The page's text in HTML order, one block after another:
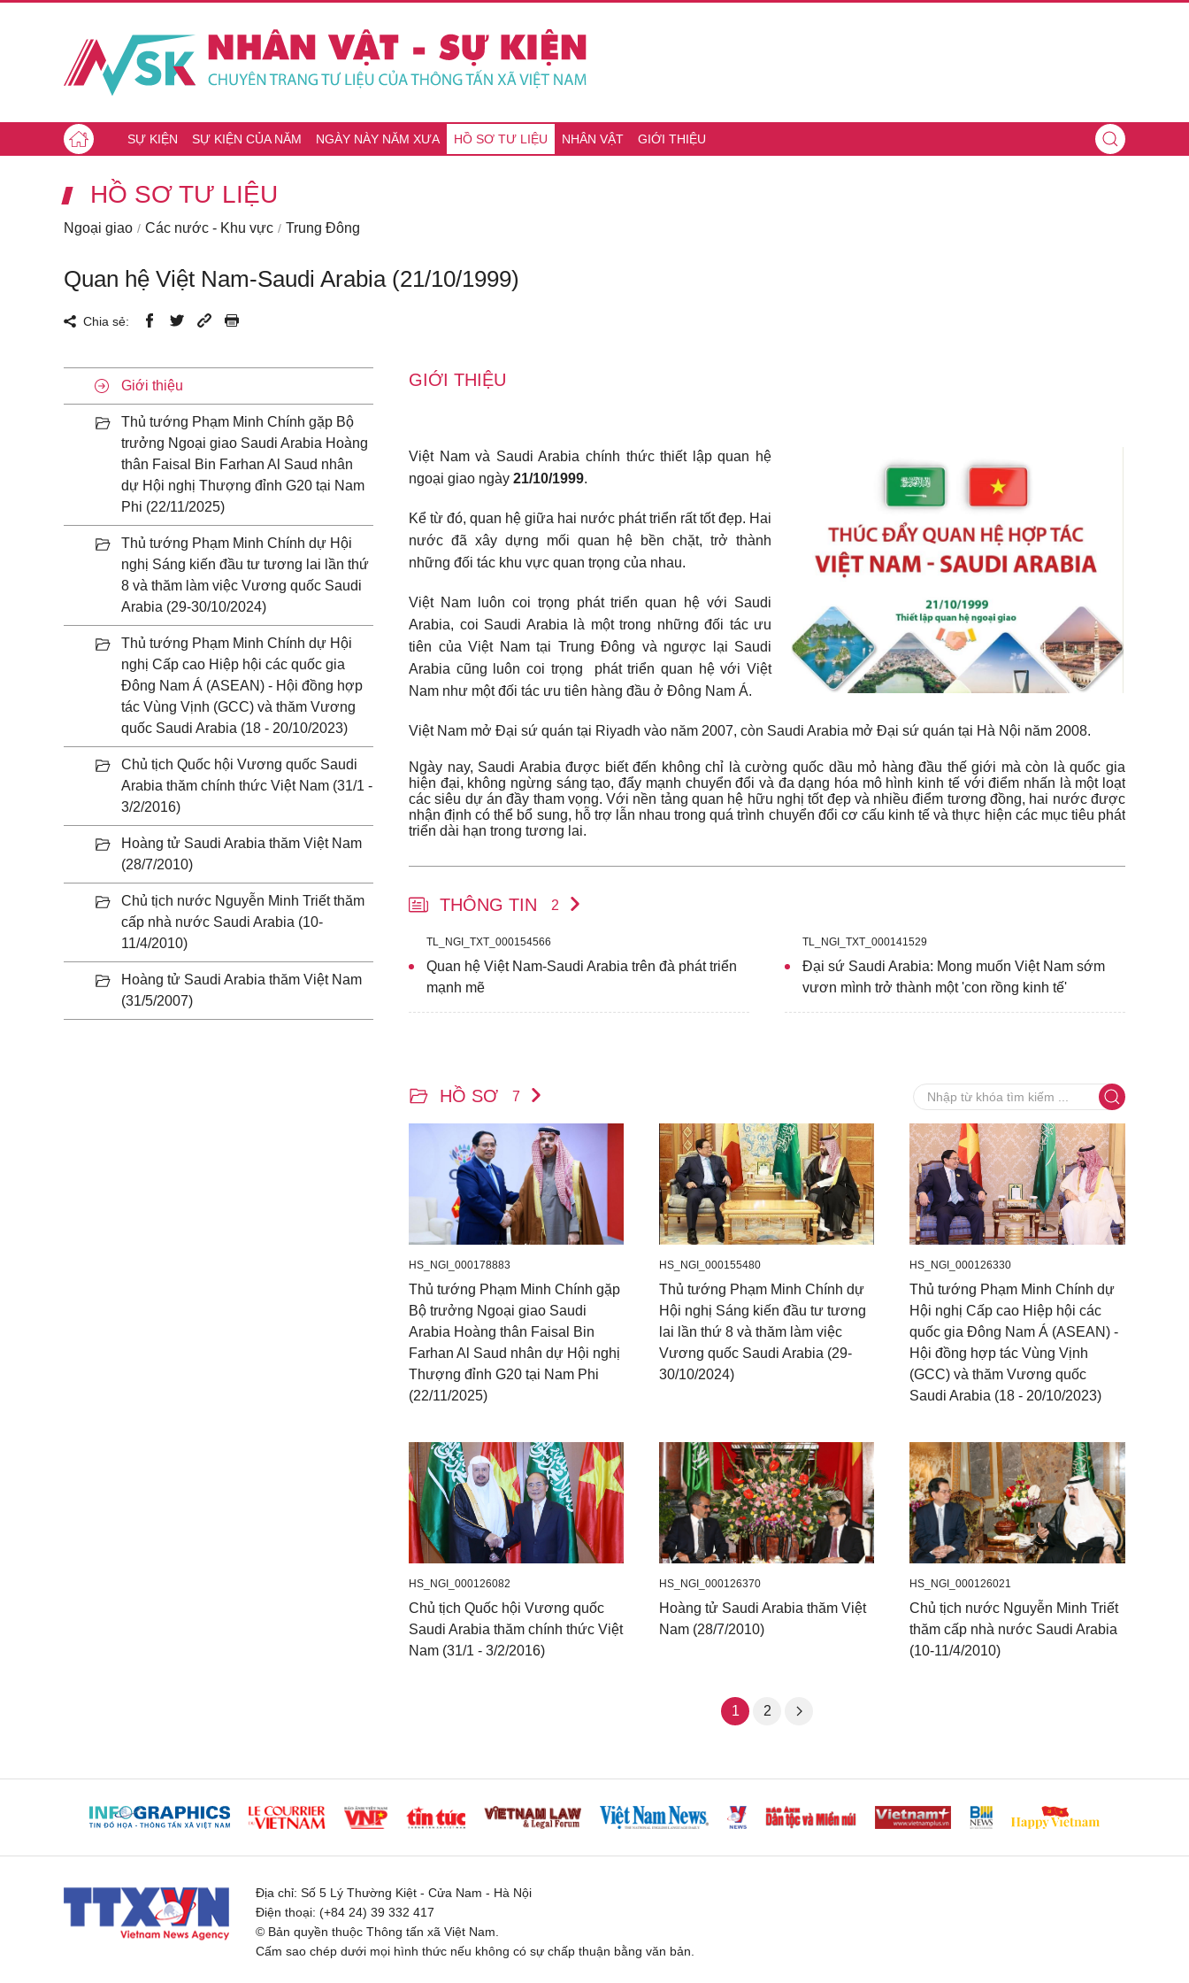
SỰ KIỆN SỰ KIỆN CỦA NĂM NGÀY NÀY NĂM XƯA HỒ SƠ TƯ LIỆU NHÂN VẬT GIỚI THIỆU
HỒ SƠ TƯ LIỆU
Ngoại giao Các nước - Khu vực Trung Đông
Quan hệ Việt Nam-Saudi Arabia (21/10/1999)
Chia sẻ:
Giới thiệu
Thủ tướng Phạm Minh Chính gặp Bộ
trưởng Ngoại giao Saudi Arabia Hoàng
thân Faisal Bin Farhan Al Saud nhân
dự Hội nghị Thượng đỉnh G20 tại Nam
Phi (22/11/2025)
Thủ tướng Phạm Minh Chính dự Hội
nghị Sáng kiến đầu tư tương lai lần thứ
8 và thăm làm việc Vương quốc Saudi
Arabia (29-30/10/2024)
Thủ tướng Phạm Minh Chính dự Hội
nghị Cấp cao Hiệp hội các quốc gia
Đông Nam Á (ASEAN) - Hội đồng hợp
tác Vùng Vịnh (GCC) và thăm Vương
quốc Saudi Arabia (18 - 20/10/2023)
Chủ tịch Quốc hội Vương quốc Saudi
Arabia thăm chính thức Việt Nam (31/1 -
3/2/2016)
Hoàng tử Saudi Arabia thăm Việt Nam
(28/7/2010)
Chủ tịch nước Nguyễn Minh Triết thăm
cấp nhà nước Saudi Arabia (10-
11/4/2010)
Hoàng tử Saudi Arabia thăm Việt Nam
(31/5/2007)
GIỚI THIỆU
Việt Nam và Saudi Arabia chính thức thiết lập quan hệ
ngoại giao ngày 21/10/1999.
Kể từ đó, quan hệ giữa hai nước phát triển rất tốt đẹp. Hai
nước đã xây dựng mối quan hệ bền chặt, trở thành
những đối tác khu vực quan trọng của nhau.
Việt Nam luôn coi trọng phát triển quan hệ với Saudi
Arabia, coi Saudi Arabia là một trong những đối tác ưu
tiên của Việt Nam tại Trung Đông và ngược lại Saudi
Arabia cũng luôn coi trọng phát triển quan hệ với Việt
Nam như một đối tác ưu tiên hàng đầu ở Đông Nam Á.
Việt Nam mở Đại sứ quán tại Riyadh vào năm 2007, còn Saudi Arabia mở Đại sứ quán tại Hà Nội năm 2008.
Ngày nay, Saudi Arabia được biết đến không chỉ là cường quốc dầu mỏ hàng đầu thế giới mà còn là quốc gia
hiện đại, không ngừng sáng tạo, đẩy mạnh chuyển đổi và đa dạng hóa mô hình kinh tế với điểm nhấn là một loạt
các siêu dự án đầy tham vọng. Với nền tảng quan hệ hữu nghị tốt đẹp và nhiều điểm tương đồng, hai nước được
nhận định có thể bổ sung, hỗ trợ lẫn nhau trong quá trình chuyển đổi cơ cấu kinh tế và thực hiện các mục tiêu phát
triển dài hạn trong tương lai.
THÔNG TIN 2
TL_NGI_TXT_000154566
Quan hệ Việt Nam-Saudi Arabia trên đà phát triển
mạnh mẽ
TL_NGI_TXT_000141529
Đại sứ Saudi Arabia: Mong muốn Việt Nam sớm
vươn mình trở thành một 'con rồng kinh tế'
HỒ SƠ 7
HS_NGI_000178883
Thủ tướng Phạm Minh Chính gặp
Bộ trưởng Ngoại giao Saudi
Arabia Hoàng thân Faisal Bin
Farhan Al Saud nhân dự Hội nghị
Thượng đỉnh G20 tại Nam Phi
(22/11/2025)
HS_NGI_000155480
Thủ tướng Phạm Minh Chính dự
Hội nghị Sáng kiến đầu tư tương
lai lần thứ 8 và thăm làm việc
Vương quốc Saudi Arabia (29-
30/10/2024)
HS_NGI_000126330
Thủ tướng Phạm Minh Chính dự
Hội nghị Cấp cao Hiệp hội các
quốc gia Đông Nam Á (ASEAN) -
Hội đồng hợp tác Vùng Vịnh
(GCC) và thăm Vương quốc
Saudi Arabia (18 - 20/10/2023)
HS_NGI_000126082
Chủ tịch Quốc hội Vương quốc
Saudi Arabia thăm chính thức Việt
Nam (31/1 - 3/2/2016)
HS_NGI_000126370
Hoàng tử Saudi Arabia thăm Việt
Nam (28/7/2010)
HS_NGI_000126021
Chủ tịch nước Nguyễn Minh Triết
thăm cấp nhà nước Saudi Arabia
(10-11/4/2010)
1 2
Địa chỉ: Số 5 Lý Thường Kiệt - Cửa Nam - Hà Nội
Điện thoại: (+84 24) 39 332 417
© Bản quyền thuộc Thông tấn xã Việt Nam.
Cấm sao chép dưới mọi hình thức nếu không có sự chấp thuận bằng văn bản.